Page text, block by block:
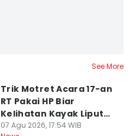
See More
Trik Motret Acara 17-an
RT Pakai HP Biar
Kelihatan Kayak Liputan
Festival Nasional
07 Agu 2026, 17:54 WIB